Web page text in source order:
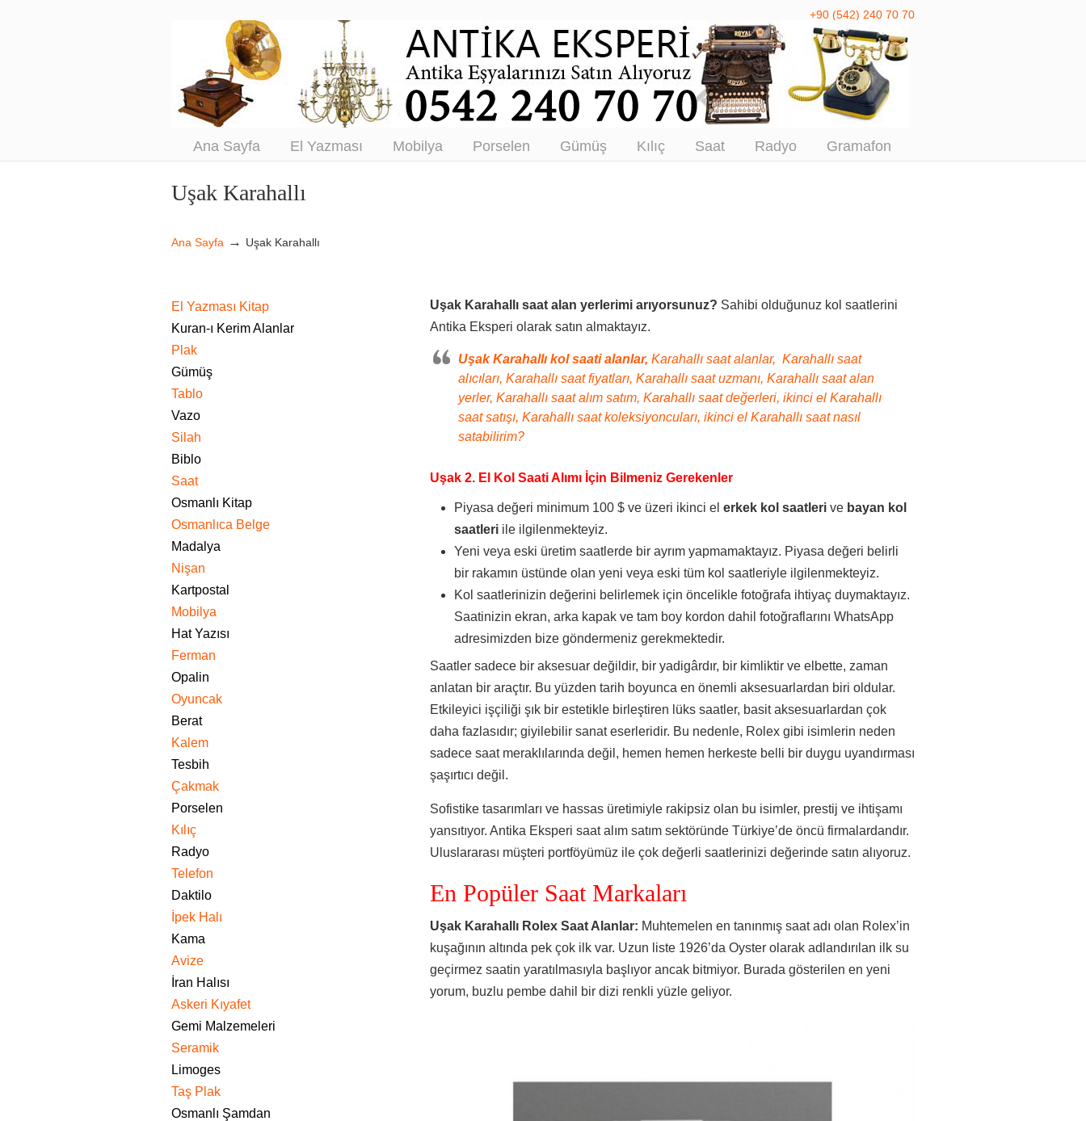
Antikacı – Antika Eşya Alanlar – Antika Alım
Satım
+90 (542) 240 70 70
Ana Sayfa El Yazması Mobilya Porselen Gümüş Kılıç Saat Radyo Gramafon
Navigation
Uşak Karahallı
Ana Sayfa → Uşak Karahallı
Uşak Karahallı saat alan yerlerimi arıyorsunuz? Sahibi olduğunuz kol saatlerini
Antika Eksperi olarak satın almaktayız.
Uşak Karahallı kol saati alanlar, Karahallı saat alanlar, Karahallı saat
alıcıları, Karahallı saat fiyatları, Karahallı saat uzmanı, Karahallı saat alan
yerler, Karahallı saat alım satım, Karahallı saat değerleri, ikinci el Karahallı
saat satışı, Karahallı saat koleksiyoncuları, ikinci el Karahallı saat nasıl
satabilirim?
Uşak 2. El Kol Saati Alımı İçin Bilmeniz Gerekenler
Piyasa değeri minimum 100 $ ve üzeri ikinci el erkek kol saatleri ve bayan kol
saatleri ile ilgilenmekteyiz.
Yeni veya eski üretim saatlerde bir ayrım yapmamaktayız. Piyasa değeri belirli
bir rakamın üstünde olan yeni veya eski tüm kol saatleriyle ilgilenmekteyiz.
Kol saatlerinizin değerini belirlemek için öncelikle fotoğrafa ihtiyaç duymaktayız.
Saatinizin ekran, arka kapak ve tam boy kordon dahil fotoğraflarını WhatsApp
adresimizden bize göndermeniz gerekmektedir.
Saatler sadece bir aksesuar değildir, bir yadigârdır, bir kimliktir ve elbette, zaman
anlatan bir araçtır. Bu yüzden tarih boyunca en önemli aksesuarlardan biri oldular.
Etkileyici işçiliği şık bir estetikle birleştiren lüks saatler, basit aksesuarlardan çok
daha fazlasıdır; giyilebilir sanat eserleridir. Bu nedenle, Rolex gibi isimlerin neden
sadece saat meraklılarında değil, hemen hemen herkeste belli bir duygu uyandırması
şaşırtıcı değil.
Sofistike tasarımları ve hassas üretimiyle rakipsiz olan bu isimler, prestij ve ihtişamı
yansıtıyor. Antika Eksperi saat alım satım sektöründe Türkiye’de öncü firmalardandır.
Uluslararası müşteri portföyümüz ile çok değerli saatlerinizi değerinde satın alıyoruz.
En Popüler Saat Markaları
Uşak Karahallı Rolex Saat Alanlar: Muhtemelen en tanınmış saat adı olan Rolex’in
kuşağının altında pek çok ilk var. Uzun liste 1926’da Oyster olarak adlandırılan ilk su
geçirmez saatin yaratılmasıyla başlıyor ancak bitmiyor. Burada gösterilen en yeni
yorum, buzlu pembe dahil bir dizi renkli yüzle geliyor.
El Yazması Kitap
Kuran-ı Kerim Alanlar
Plak
Gümüş
Tablo
Vazo
Silah
Biblo
Saat
Osmanlı Kitap
Osmanlıca Belge
Madalya
Nişan
Kartpostal
Mobilya
Hat Yazısı
Ferman
Opalin
Oyuncak
Berat
Kalem
Tesbih
Çakmak
Porselen
Kılıç
Radyo
Telefon
Daktilo
İpek Halı
Kama
Avize
İran Halısı
Askeri Kıyafet
Gemi Malzemeleri
Seramik
Limoges
Taş Plak
Osmanlı Şamdan